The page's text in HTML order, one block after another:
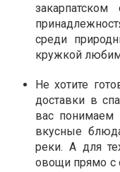
среди
кружкой
Не хотите
доставки в
вас понимаем
вкусные
реки. А для
овощи прямо с